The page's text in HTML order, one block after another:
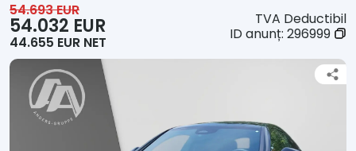
Motociclete
Autoutilitare
Alte tipuri vehicule
54.693 EUR
54.032 EUR
44.655 EUR NET
TVA Deductibil
ID anunț: 296999